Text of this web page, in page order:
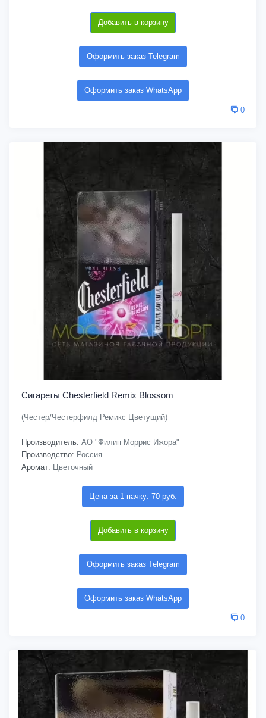
Добавить в корзину
Оформить заказ Telegram
Оформить заказ WhatsApp
0
Сигареты Chesterfield Remix Blossom
(Честер/Честерфилд Ремикс Цветущий)
Производитель: АО "Филип Моррис Ижора"
Производство: Россия
Аромат: Цветочный
Цена за 1 пачку: 70 руб.
Добавить в корзину
Оформить заказ Telegram
Оформить заказ WhatsApp
0